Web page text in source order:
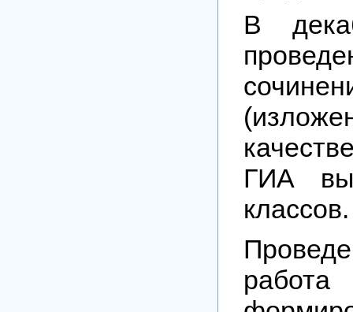
В
ГИА
классов.